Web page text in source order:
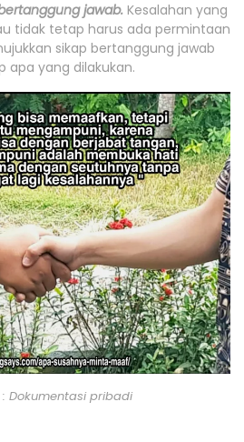
jawab.Kesalahan yang
tidak tetap harus ada permintaan
sikap bertanggung jawab
apa yang dilakukan.
Dokumentasi pribadi